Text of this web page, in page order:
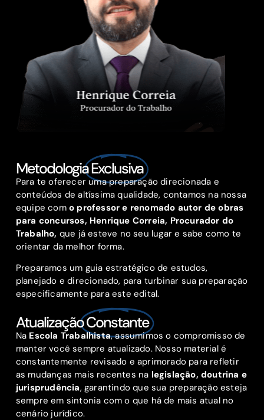
MetodologiaExclusiva
Para te oferecer uma preparação direcionada e
conteúdos de altíssima qualidade, contamos na nossa
equipe como professor e renomado autor de obras
para concursos, Henrique Correia, Procurador do
Trabalho, que já esteve no seu lugar e sabe como te
orientar da melhor forma.
Preparamos um guia estratégico de estudos,
planejado e direcionado, para turbinar sua preparação
especificamente para este edital.
AtualizaçãoConstante
Na Escola Trabalhista, assumimos o compromisso de
manter você sempre atualizado. Nosso material é
constantemente revisado e aprimorado para refletir
as mudanças mais recentes na legislação, doutrina e
jurisprudência, garantindo que sua preparação esteja
sempre em sintonia com o que há de mais atual no
cenário jurídico.